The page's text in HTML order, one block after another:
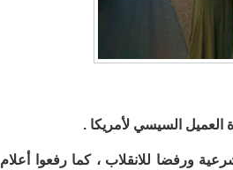
العميل السيسي لأمريكا .
ورفضا للانقلاب ، كما رفعوا أعلام